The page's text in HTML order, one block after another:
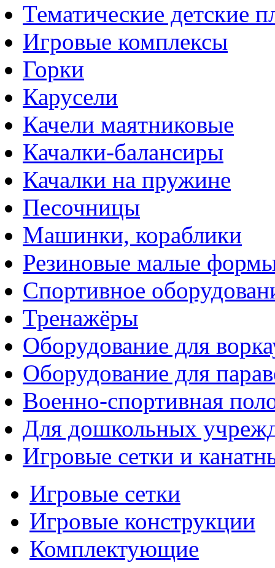
Тематические детские
Игровые комплексы
Горки
Карусели
Качели маятниковые
Качалки-балансиры
Качалки на пружине
Песочницы
Машинки, кораблики
Резиновые малые
Спортивное
Тренажёры
Оборудование для
Оборудование для
Военно-спортивная
Для дошкольных
Игровые сетки и
Игровые сетки
Игровые конструкции
Комплектующие